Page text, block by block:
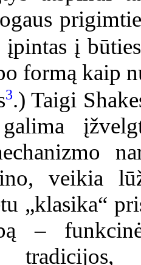
į
formą kaip
3.) Taigi
veikia
„klasika“
–